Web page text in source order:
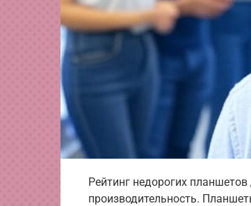
Рейтинг недорогих
производительность.